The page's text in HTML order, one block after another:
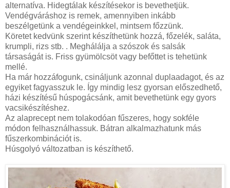
alternatíva. Hidegtálak készítésekor is bevethetjük.
Vendégváráshoz is remek, amennyiben inkább
beszélgetünk a vendégeinkkel, mintsem főzzünk.
Köretet kedvünk szerint készíthetünk hozzá, főzelék, saláta,
krumpli, rizs stb. . Meghálálja a szószok és salsák
társaságát is. Friss gyümölcsöt vagy befőttet is tehetünk
mellé.
Ha már hozzáfogunk, csináljunk azonnal duplaadagot, és az
egyiket fagyasszuk le. Így mindig lesz gyorsan előszedhető,
házi készítésű húspogácsánk, amit bevethetünk egy gyors
vacsikészítéshez.
Az alaprecept nem tolakodóan fűszeres, hogy sokféle
módon felhasználhassuk. Bátran alkalmazhatunk más
fűszerkombinációt is.
Húsgolyó változatban is készíthető.